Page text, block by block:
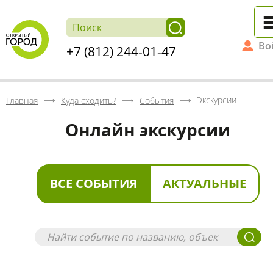
+7 (812) 244-01-47
Главная Куда сходить? События Экскурсии
Онлайн экскурсии
ВСЕ СОБЫТИЯ АКТУАЛЬНЫЕ